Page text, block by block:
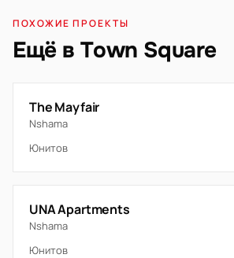
ПОХОЖИЕ ПРОЕКТЫ
Ещё в Town Square
The Mayfair
Nshama
Юнитов
UNA Apartments
Nshama
Юнитов